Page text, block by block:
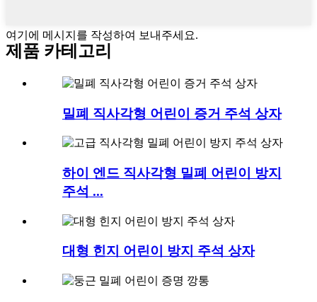
여기에 메시지를 작성하여 보내주세요.
제품 카테고리
밀폐 직사각형 어린이 증거 주석 상자
하이 엔드 직사각형 밀폐 어린이 방지
주석 ...
대형 힌지 어린이 방지 주석 상자